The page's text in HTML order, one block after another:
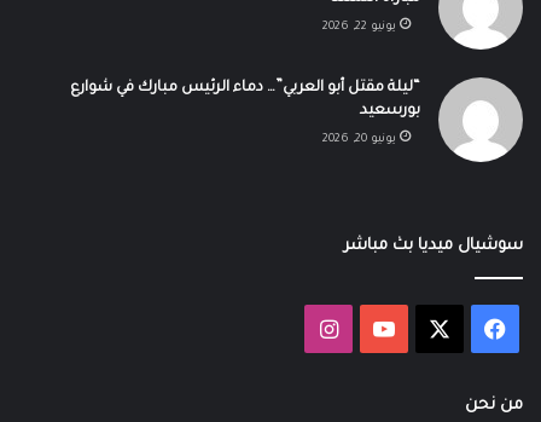
يونيو 22, 2026
“ليلة مقتل أبو العربي”… دماء الرئيس مبارك في شوارع
بورسعيد
يونيو 20, 2026
سوشيال ميديا بث مباشر
فيسبوك ‫YouTubeانستقرام
من نحن